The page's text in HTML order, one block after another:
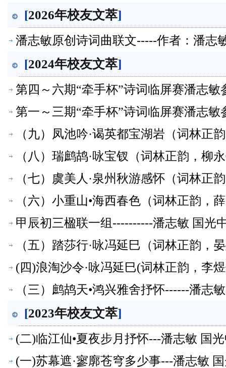
[2026年校友文萃]
潘志敏原创诗词曲联文-----作者：潘志
[2024年校友文萃]
第四～六期“牵手杯”诗词临屏赛潘志
第一～三期“牵手杯”诗词临屏赛潘志
（九）凤池吟·谒英都宝湖岩（词林正
文萃】
（八）瑞鹧鸪·咏宝钗（词林正韵，柳
（七）虞美人·泉州秋游感怀（词林正
文萃】
（六）小重山•海西春色（词林正韵，
甲辰初三楹联一组----------潘志敏 国光
（五）踏莎行·咏冯延巳（词林正韵，
(四)浪淘沙令·咏冯延巳(词林正韵，李
（三）鹧鸪天•鸿兴雅舍抒怀------潘志
[2023年校友文萃]
(二)临江仙•夏夜步月抒怀---潘志敏 国
(一)苏幕遮·寥廓苍穹多少事---潘志敏